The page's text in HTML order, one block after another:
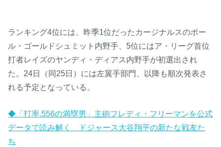
ランキング4位には、昨季1位だったカージナルスのポー
ル・ゴールドシュミット内野手、5位にはア・リーグ首位
打者レイズのヤンディ・ディアス内野手が初選出され
た。24日（同25日）には左翼手部門、以降も順次発表さ
れる予定となっている。
◆「打率.556の満塁男」主砲フレディ・フリーマンを公式
データで読み解く ドジャース大谷翔平の新たな戦友た
ち